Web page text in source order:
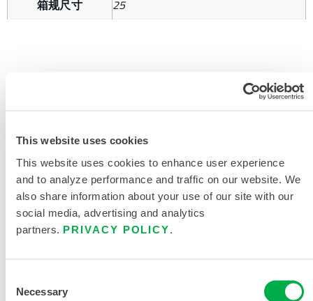
This website uses cookies
This website uses cookies to enhance user experience
and to analyze performance and traffic on our website. We
also share information about your use of our site with our
social media, advertising and analytics
partners. PRIVACY POLICY
Selection
Necessary
箱规尺寸
25
产品资料